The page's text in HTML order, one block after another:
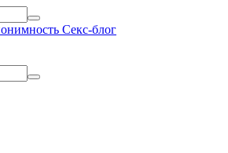
Секс-блог